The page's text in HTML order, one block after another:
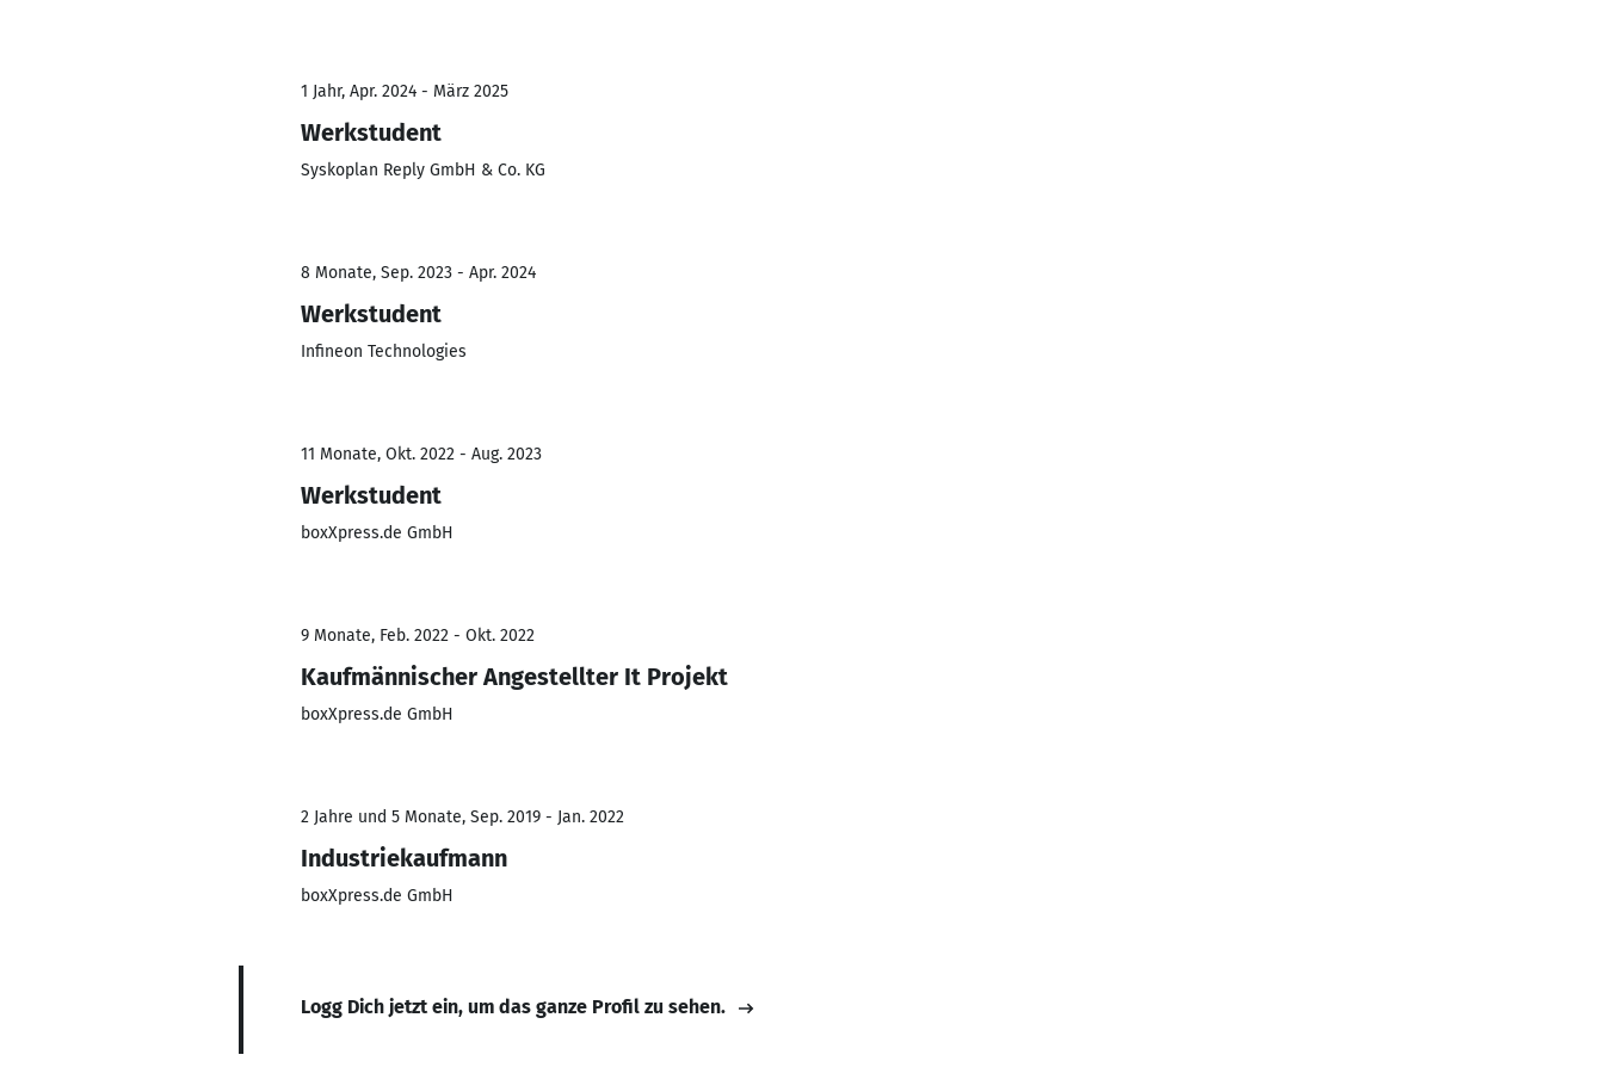
1 Jahr, Apr. 2024 - März 2025
Werkstudent
Syskoplan Reply GmbH & Co. KG
8 Monate, Sep. 2023 - Apr. 2024
Werkstudent
Infineon Technologies
11 Monate, Okt. 2022 - Aug. 2023
Werkstudent
boxXpress.de GmbH
9 Monate, Feb. 2022 - Okt. 2022
Kaufmännischer Angestellter It Projekt
boxXpress.de GmbH
2 Jahre und 5 Monate, Sep. 2019 - Jan. 2022
Industriekaufmann
boxXpress.de GmbH
Logg Dich jetzt ein, um das ganze Profil zu sehen.